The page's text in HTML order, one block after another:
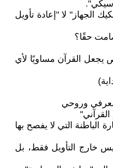
الجهاز" لا "إعادة تأويل
يجعل القرآن مساويًا لأي
معرفي وروحي
القرآني"
الباطنة التي لا يفصح بها
خارج التأويل فقط، بل